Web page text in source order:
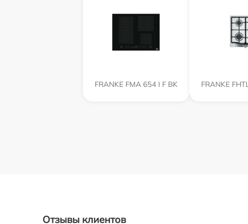
FRANKE FMA 654 I F BK FRANKE
Отзывы клиентов